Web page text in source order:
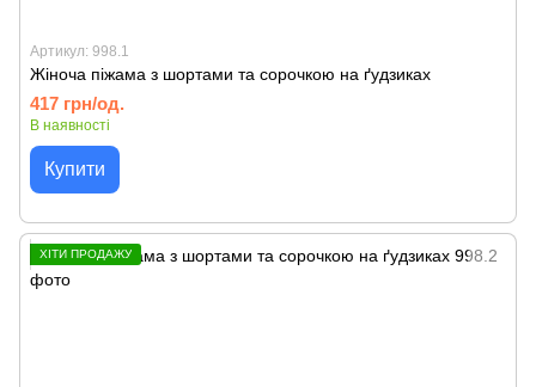
Артикул: 998.1
Жіноча піжама з шортами та сорочкою на ґудзиках
417 грн/од.
В наявності
Купити
ХІТИ ПРОДАЖУ